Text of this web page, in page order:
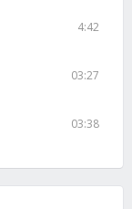
4:42
03:27
03:38